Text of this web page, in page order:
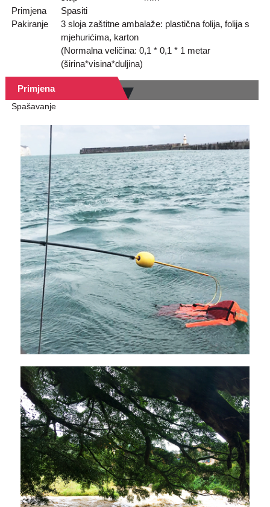
Primjena
Spasiti
Pakiranje
3 sloja zaštitne ambalaže: plastična folija, folija s
mjehurićima, karton
(Normalna veličina: 0,1 * 0,1 * 1 metar
(širina*visina*duljina)
Primjena
Spašavanje